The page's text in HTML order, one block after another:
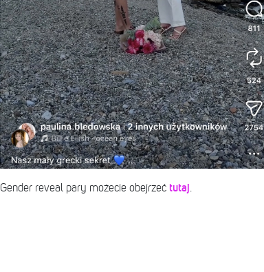
Gender reveal pary możecie obejrzeć tutaj .